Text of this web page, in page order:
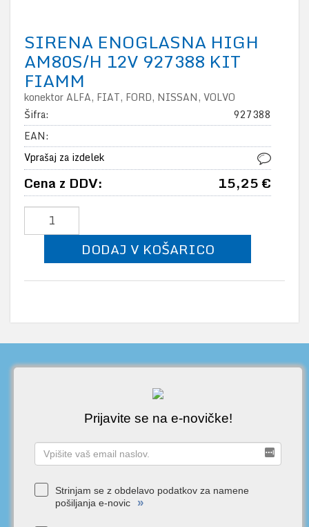
SIRENA ENOGLASNA HIGH
AM80S/H 12V 927388 KIT
FIAMM
konektor ALFA, FIAT, FORD, NISSAN, VOLVO
Šifra:
927388
EAN:
Vprašaj za izdelek
Cena z DDV: 15,25 €
DODAJ V KOŠARICO
Prijavite se na e-novičke!
Strinjam se z obdelavo podatkov za namene
pošiljanja e-novic
»